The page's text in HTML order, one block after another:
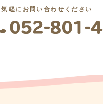
気軽にお問い合わせください